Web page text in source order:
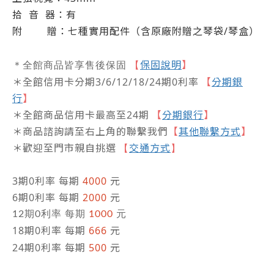
拾 音 器：有
附
贈：七種實用配件（含原廠附贈之琴袋/琴盒）
＊全館商品皆享售後保固 【 保固說明】
＊全館信用卡分期3/6/12/18/24期0利率
【分期銀
行】
＊全館商品信用卡最高至24期
【分期銀行】
＊商品諮詢請至右上角的聯繫我們 【其他聯繫方式】
＊歡迎至門市親自挑選
【 交通方式 】
3期0利率 每期 4000 元
6期0利率 每期 2000 元
12期0利率 每期 1000 元
18期0利率 每期 666 元
24期0利率 每期 500 元